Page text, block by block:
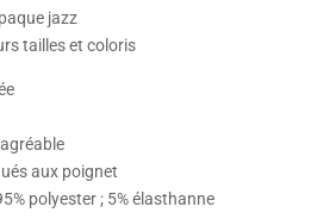
jazz
tailles et coloris
aux poignet
polyester ; 5% élasthanne